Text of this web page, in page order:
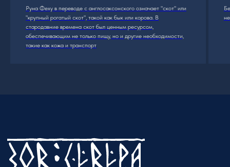
Руна Феху в переводе с англосаксонского означает "скот" или
"крупный рогатый скот", такой как бык или корова. В
стародавние времена скот был ценным ресурсом,
обеспечивающим не только пищу, но и другие необходимости,
такие как кожа и транспорт